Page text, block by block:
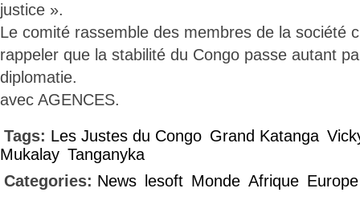
justice ».
Le comité rassemble des membres de la société
rappeler que la stabilité du Congo passe autant
diplomatie.
avec AGENCES.
Tags: Les Justes du Congo Grand Katanga
Mukalay Tanganyka
Categories: News lesoft Monde Afrique Europe